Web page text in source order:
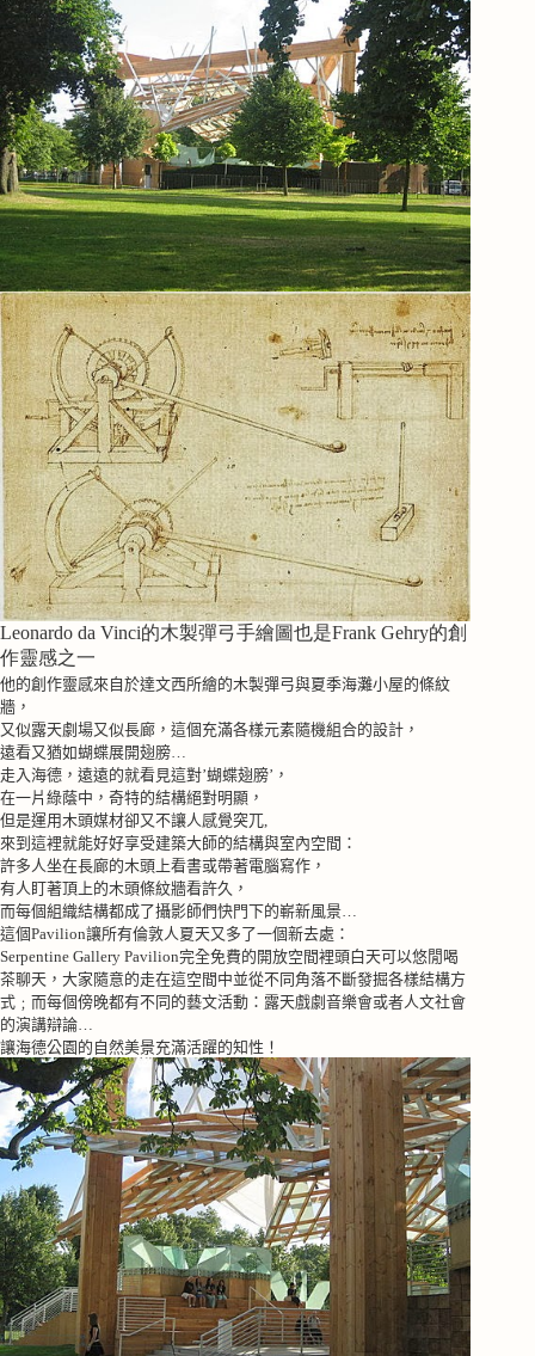
Leonardo da Vinci的木製彈弓手繪圖也是Frank Gehry的創
作靈感之一
他的創作靈感來自於達文西所繪的木製彈弓與夏季海灘小屋的條紋
牆，
又似露天劇場又似長廊，這個充滿各樣元素隨機組合的設計，
遠看又猶如蝴蝶展開翅膀
走入海德，遠遠的就看見這對’蝴蝶翅膀’ ，
在一片綠蔭中，奇特的結構絕對明顯，
但是運用木頭媒材卻又不讓人感覺突兀,
來到這裡就能好好享受建築大師的結構與室內空間：
許多人坐在長廊的木頭上看書或帶著電腦寫作，
有人盯著頂上的木頭條紋牆看許久，
而每個組織結構都成了攝影師們快門下的嶄新風景
這個Pavilion讓所有倫敦人夏天又多了一個新去處：
Serpentine Gallery Pavilion完全免費的開放空間裡頭白天可以悠閒喝
茶聊天，大家隨意的走在這空間中並從不同角落不斷發掘各樣結構方
式﹔而每個傍晚都有不同的藝文活動：露天戲劇音樂會或者人文社會
的演講辯論
讓海德公園的自然美景充滿活躍的知性！